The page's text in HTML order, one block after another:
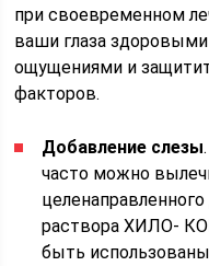
при своевременном
ваши глаза
ощущениями и
факторов.
Добавление слезы
часто можно
раствора ХИЛО-
быть